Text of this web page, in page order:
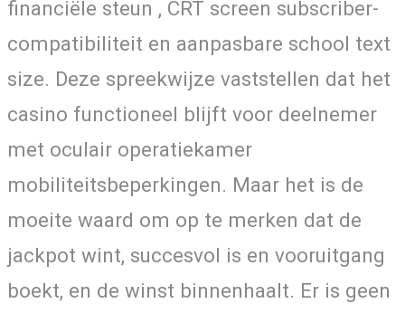
financiële steun , CRT screen subscriber-
compatibiliteit en aanpasbare school text
size. Deze spreekwijze vaststellen dat het
casino functioneel blijft voor deelnemer
met oculair operatiekamer
mobiliteitsbeperkingen. Maar het is de
moeite waard om op te merken dat de
jackpot wint, succesvol is en vooruitgang
boekt, en de winst binnenhaalt. Er is geen